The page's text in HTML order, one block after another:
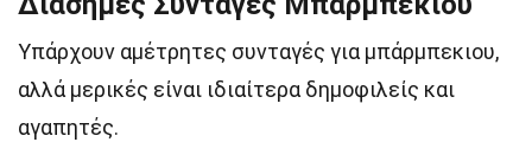
Υπάρχουν αμέτρητες συνταγές για μπάρμπεκιου,
αλλά μερικές είναι ιδιαίτερα δημοφιλείς και
αγαπητές.